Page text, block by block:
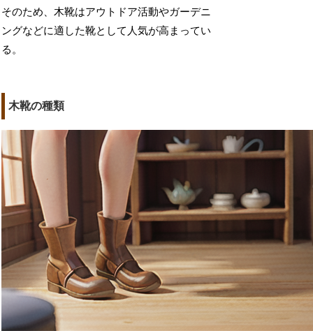
そのため、木靴はアウトドア活動やガーデニ
ングなどに適した靴として人気が高まってい
る。
木靴の種類